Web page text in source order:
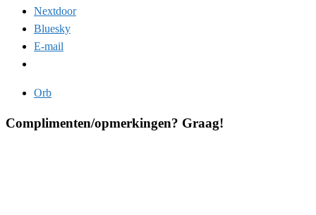
Nextdoor
Bluesky
E-mail
Orb
Complimenten/opmerkingen? Graag!